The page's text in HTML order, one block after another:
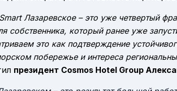
Лазаревское – это уже четвертый
собственника, который ранее уже
это как подтверждение
побережье и интереса
президент Cosmos Hotel Group